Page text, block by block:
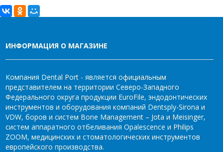
ИНФОРМАЦИЯ О МАГАЗИНЕ
Компания Dental Port - является официальным
представителем на территории Северо-Западного
Федерального округа продукции EuroFile, эндодонтических
инструментов и оборудования компаний Dentsply-Sirona и
VDW, боров и систем Bone Management – Jota и Meisinger,
систем аппаратного отбеливания Opalescence и Philips
ZOOM, медицинских и стоматологических инструментов
европейского производства.